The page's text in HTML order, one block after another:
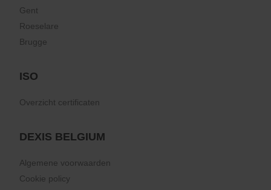
Gent
Roeselare
Brugge
ISO
Overzicht certificaten
DEXIS BELGIUM
Algemene voorwaarden
Cookie policy